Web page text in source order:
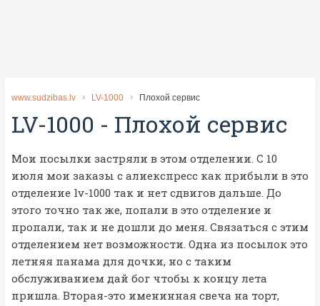
www.sudzibas.lv LV-1000 Плохой сервис
LV-1000 - Плохой сервис
Мои посылки застряли в этом отделении. С 10
июля мои заказы с алиекспресс как прибыли в это
отделение lv-1000 так и нет сдвигов дальше. До
этого точно так же, попали в это отделение и
пропали, так и не дошли до меня. Связаться с этим
отделением нет возможности. Одна из посылок это
летняя панама для дочки, но с таким
обслуживанием дай бог чтобы к концу лета
пришла. Вторая-это именинная свеча на торт,